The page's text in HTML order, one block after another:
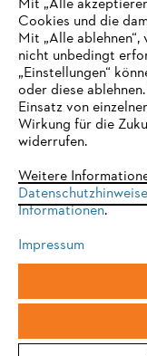
Online Shop
Service
Allgemeine
Impressum
STIHL
IHR
eine optimale
einem der
Firefox
Mit „Alle
Cookies und die
Mit „Alle
nicht unbedingt
„Einstellungen“
oder diese
Einsatz von
Wirkung für die
widerrufen.
Weitere
Informationen.
Impressum